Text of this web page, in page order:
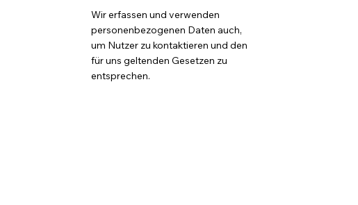
Wir erfassen und verwenden
personenbezogenen Daten auch,
um Nutzer zu kontaktieren und den
für uns geltenden Gesetzen zu
entsprechen.